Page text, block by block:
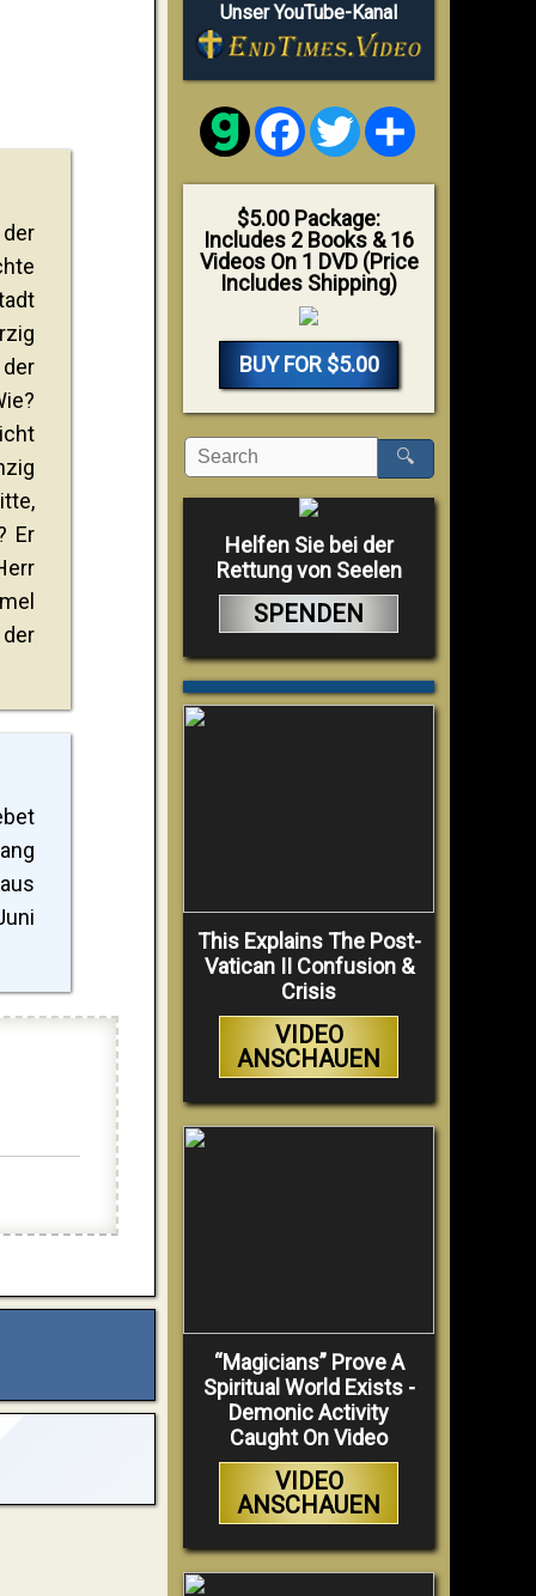
Er
Unser YouTube-Kanal
FacebookTwitter
$5.00 Package:
Includes 2 Books & 16
Videos On 1 DVD (Price
Includes Shipping)
BUY FOR $5.00
🔍
Helfen Sie bei der
Rettung von Seelen
SPENDEN
This Explains The Post-
Vatican II Confusion &
Crisis
VIDEO
ANSCHAUEN
“Magicians” Prove A
Spiritual World Exists -
Demonic Activity
Caught On Video
VIDEO
ANSCHAUEN